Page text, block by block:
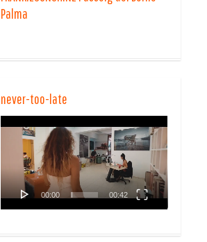
Palma
never-too-late
Video-
Player
00:00 00:42